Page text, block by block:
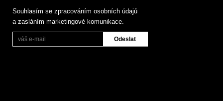
Souhlasím se zpracováním osobních údajů
a zasláním marketingové komunikace.